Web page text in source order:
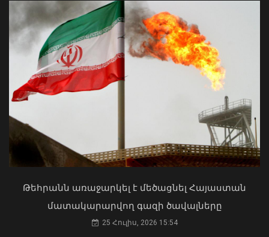
Դիլիջանում աշակերտների և
ուսանողների համար
ներհամայնքային տրանսպորտը
կդառնա անվճար
07 Օգոստոս, 2026 15:56
Մկրտության արարողությունից հետո
Արտաշատում 14 մարդ թունավորման
ախտանիշներով դիմել է ԲԿ. ՀՎԿԱԿ
02 Օգոստոս, 2026 15:06
Թեհրանն առաջարկել է մեծացնել Հայաստան
մատակարարվող գազի ծավալները
25 Հուլիս, 2026 15:54